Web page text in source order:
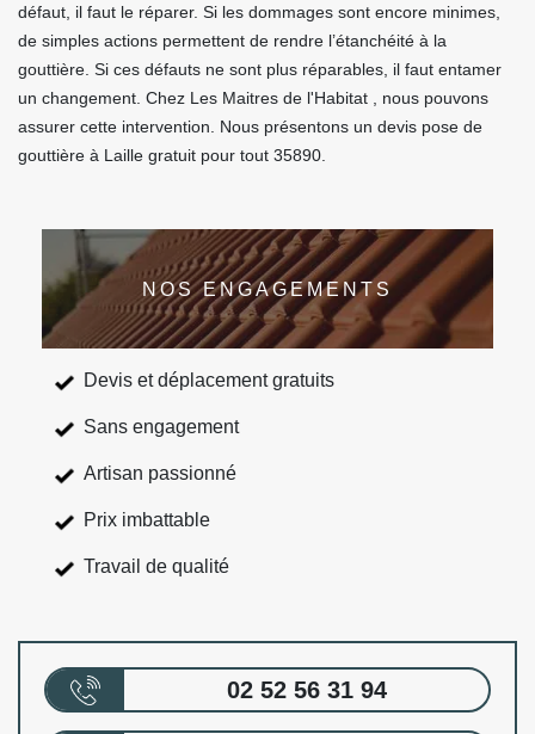
défaut, il faut le réparer. Si les dommages sont encore minimes,
de simples actions permettent de rendre l’étanchéité à la
gouttière. Si ces défauts ne sont plus réparables, il faut entamer
un changement. Chez Les Maitres de l'Habitat , nous pouvons
assurer cette intervention. Nous présentons un devis pose de
gouttière à Laille gratuit pour tout 35890.
NOS ENGAGEMENTS
Devis et déplacement gratuits
Sans engagement
Artisan passionné
Prix imbattable
Travail de qualité
02 52 56 31 94